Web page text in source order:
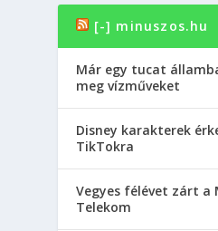
[-] minuszos.hu
Már egy tucat
meg vízműveket
Disney karakterek
TikTokra
Vegyes félévet zárt a
Telekom